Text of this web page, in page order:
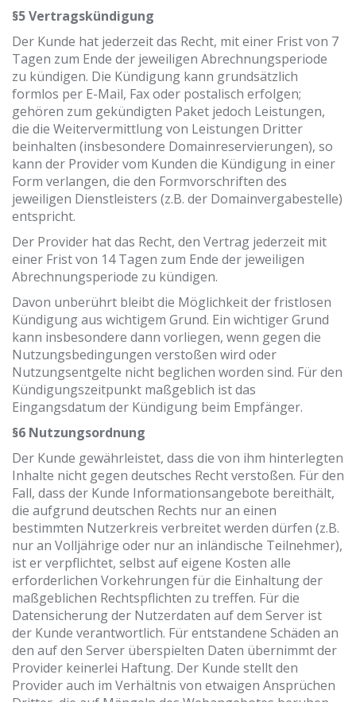
§5 Vertragskündigung
Der Kunde hat jederzeit das Recht, mit einer Frist von 7
Tagen zum Ende der jeweiligen Abrechnungsperiode
zu kündigen. Die Kündigung kann grundsätzlich
formlos per E-Mail, Fax oder postalisch erfolgen;
gehören zum gekündigten Paket jedoch Leistungen,
die die Weitervermittlung von Leistungen Dritter
beinhalten (insbesondere Domainreservierungen), so
kann der Provider vom Kunden die Kündigung in einer
Form verlangen, die den Formvorschriften des
jeweiligen Dienstleisters (z.B. der Domainvergabestelle)
entspricht.
Der Provider hat das Recht, den Vertrag jederzeit mit
einer Frist von 14 Tagen zum Ende der jeweiligen
Abrechnungsperiode zu kündigen.
Davon unberührt bleibt die Möglichkeit der fristlosen
Kündigung aus wichtigem Grund. Ein wichtiger Grund
kann insbesondere dann vorliegen, wenn gegen die
Nutzungsbedingungen verstoßen wird oder
Nutzungsentgelte nicht beglichen worden sind. Für den
Kündigungszeitpunkt maßgeblich ist das
Eingangsdatum der Kündigung beim Empfänger.
§6 Nutzungsordnung
Der Kunde gewährleistet, dass die von ihm hinterlegten
Inhalte nicht gegen deutsches Recht verstoßen. Für den
Fall, dass der Kunde Informationsangebote bereithält,
die aufgrund deutschen Rechts nur an einen
bestimmten Nutzerkreis verbreitet werden dürfen (z.B.
nur an Volljährige oder nur an inländische Teilnehmer),
ist er verpflichtet, selbst auf eigene Kosten alle
erforderlichen Vorkehrungen für die Einhaltung der
maßgeblichen Rechtspflichten zu treffen. Für die
Datensicherung der Nutzerdaten auf dem Server ist
der Kunde verantwortlich. Für entstandene Schäden an
den auf den Server überspielten Daten übernimmt der
Provider keinerlei Haftung. Der Kunde stellt den
Provider auch im Verhältnis von etwaigen Ansprüchen